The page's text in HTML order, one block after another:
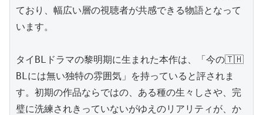
ており、幅広い層の視聴者が共感できる物語となって
います。
タイBLドラマの黎明期に生まれた本作は、「今の🇹🇭
BLには無い独特の雰囲気」を持っていると評されま
す。初期の作品ならではの、ある種の生々しさや、完
璧に洗練されきっていないがゆえのリアリティが、か